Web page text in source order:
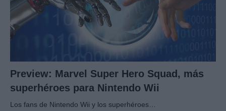
Preview: Marvel Super Hero Squad, más
superhéroes para Nintendo Wii
Los fans de Nintendo Wii y los superhéroes…